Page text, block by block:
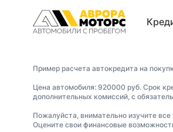
Пример расчета автокредита на
Цена автомобиля: 920000 руб. Срок
дополнительных комиссий, с
Пожалуйста, внимательно изучите
Оцените свои финансовые